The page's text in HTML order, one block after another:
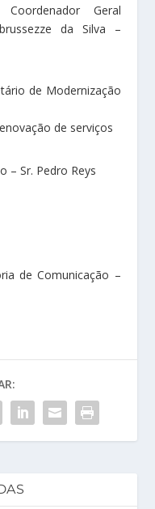
Geral
da Silva –
de Modernização
de serviços
– Sr. Pedro Reys
de Comunicação –